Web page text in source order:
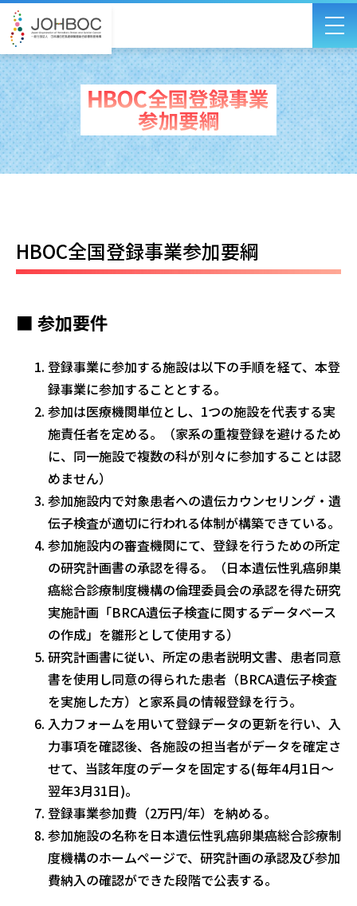
HBOC全国登録事業参加要綱
■ 参加要件
登録事業に参加する施設は以下の手順を経て、本登
録事業に参加することとする。
参加は医療機関単位とし、1つの施設を代表する実
施責任者を定める。（家系の重複登録を避けるため
に、同一施設で複数の科が別々に参加することは認
めません）
参加施設内で対象患者への遺伝カウンセリング・遺
伝子検査が適切に行われる体制が構築できている。
参加施設内の審査機関にて、登録を行うための所定
の研究計画書の承認を得る。（日本遺伝性乳癌卵巣
癌総合診療制度機構の倫理委員会の承認を得た研究
実施計画「BRCA遺伝子検査に関するデータベース
の作成」を雛形として使用する）
研究計画書に従い、所定の患者説明文書、患者同意
書を使用し同意の得られた患者（BRCA遺伝子検査
を実施した方）と家系員の情報登録を行う。
入力フォームを用いて登録データの更新を行い、入
力事項を確認後、各施設の担当者がデータを確定さ
せて、当該年度のデータを固定する(毎年4月1日〜
翌年3月31日)。
登録事業参加費（2万円/年）を納める。
参加施設の名称を日本遺伝性乳癌卵巣癌総合診療制
度機構のホームページで、研究計画の承認及び参加
費納入の確認ができた段階で公表する。